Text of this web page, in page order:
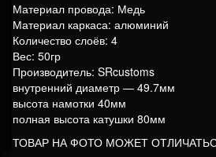
Материал провода: Медь
Материал каркаса: алюминий
Количество слоёв: 4
Вес: 50гр
Производитель: SRcustoms
внутренний диаметр — 49.7мм
высота намотки 40мм
полная высота катушки 80мм
ТОВАР НА ФОТО МОЖЕТ